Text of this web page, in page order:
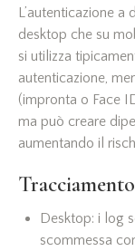
L’autenticazione a
desktop che su
si utilizza
autenticazione,
(impronta o Face
ma può creare
aumentando il
Desktop: i log
scommessa